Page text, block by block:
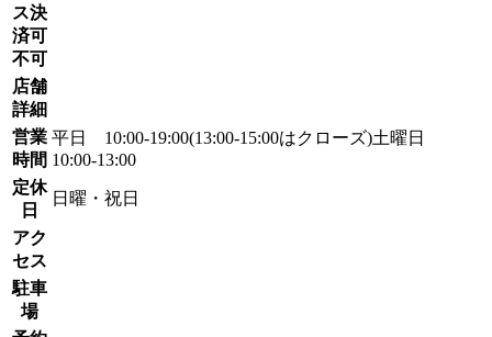
ス決
済可
不可
店舗
詳細
営業
時間
平日 10:00-19:00(13:00-15:00はクローズ)土曜日
10:00-13:00
定休
日
日曜・祝日
アク
セス
駐車
場